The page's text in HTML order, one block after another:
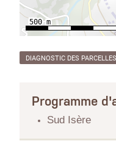
DIAGNOSTIC DES PARCELLES
Programme
Sud Isère